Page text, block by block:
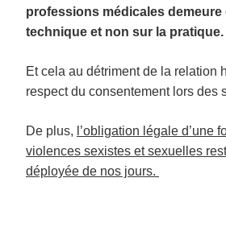
professions médicales demeure
technique et non sur la pratique.
Et cela au détriment de la relation
respect du consentement lors des
De plus, l’obligation légale d’une
violences sexistes et sexuelles
déployée de nos jours.